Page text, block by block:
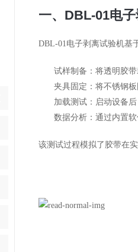
一、DBL-01电
DBL-01电子剥离试验机基
试样制备：将透明胶
夹具固定：将不锈钢
加载测试：启动设备
数据分析：通过内置
该测试过程模拟了胶带在